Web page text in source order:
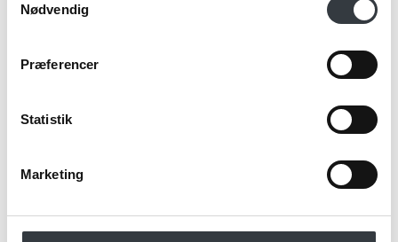
Nødvendig
Præferencer
Statistik
Marketing
specialistens
*Obligatorisk